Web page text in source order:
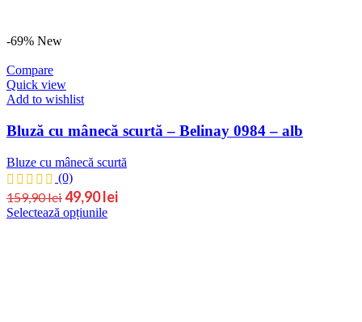
-69% New
Compare
Quick view
Add to wishlist
Bluză cu mânecă scurtă – Belinay 0984 – alb
Bluze cu mânecă scurtă
(0)
159,90lei49,90lei
Selectează opțiunile